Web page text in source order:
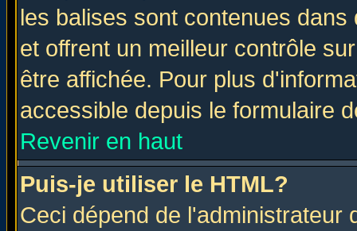
les balises sont contenues
et offrent un meilleur contrôle
être affichée. Pour plus
accessible depuis le formulaire
Revenir en haut
Puis-je utiliser le HTML?
Ceci dépend de l'administrateur